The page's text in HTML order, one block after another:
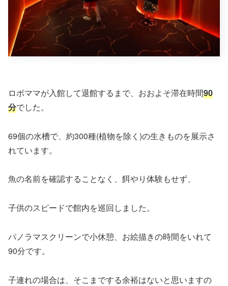
ロボママが入館して退館するまで、おおよそ滞在時間90
分でした。
69個の水槽で、約300種(植物を除く)の生きものを展示さ
れています。
魚の名前を確認することなく、餌やり体験もせず、
子供のスピードで館内を巡回しました。
パノラマスクリーンで小休憩、お絵描きの時間をいれて
90分です。
子連れの場合は、そこまでする余裕はないと思いますの